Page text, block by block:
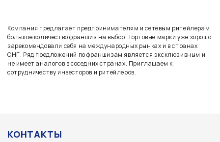
Компания предлагает предпринимателям и сетевым ритейлерам
большое количество франшиз на выбор. Торговые марки уже хорошо
зарекомендовали себя на международных рынках и в странах
СНГ. Ряд предложений по франшизам является эксклюзивным и
не имеет аналогов в соседних странах. Приглашаем к
сотрудничеству инвесторов и ритейлеров.
КОНТАКТЫ